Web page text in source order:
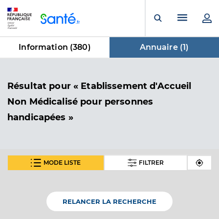
Ouvrir laMenu
Information (380) Annuaire (1)
Résultat dans Annuaire
pour « Etablissement d'Accueil
Non Médicalisé pour personnes
handicapées »
MODE LISTE FILTRER
personnes handicapées
Etablissement de soins
RELANCER LA RECHERCHE